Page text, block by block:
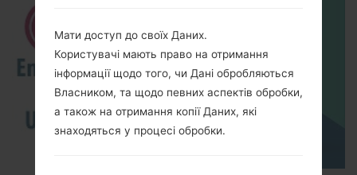
Мати доступ до своїх Даних.
Користувачі мають право на отримання
інформації щодо того, чи Дані обробляються
Власником, та щодо певних аспектів обробки,
а також на отримання копії Даних, які
знаходяться у процесі обробки.